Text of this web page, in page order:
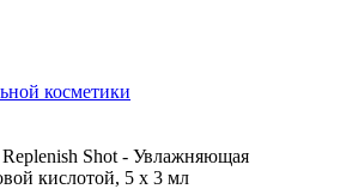
косметики
Shot - Увлажняющая
кислотой, 5 х 3 мл